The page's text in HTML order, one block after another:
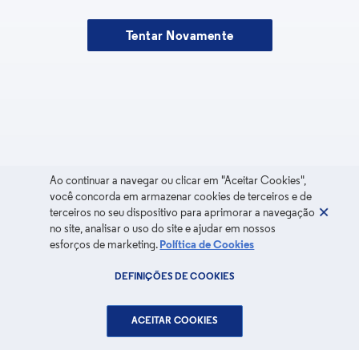
Tentar Novamente
Ao continuar a navegar ou clicar em "Aceitar Cookies",
você concorda em armazenar cookies de terceiros e de
terceiros no seu dispositivo para aprimorar a navegação
no site, analisar o uso do site e ajudar em nossos
esforços de marketing. Política de Cookies
DEFINIÇÕES DE COOKIES
ACEITAR COOKIES